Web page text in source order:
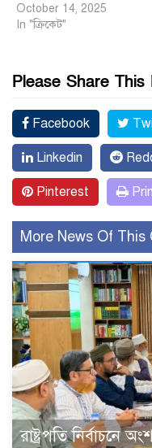
October 14, 2025
In "ক্রিকেট"
Please Share
Facebook
Linkedin
Pinterest
More News Of This
রাষ্ট্রপতি নির্বাচনে